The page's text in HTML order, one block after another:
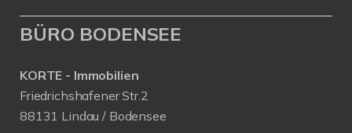
BÜRO BODENSEE
KORTE - Immobilien
Friedrichshafener Str.2
88131 Lindau / Bodensee